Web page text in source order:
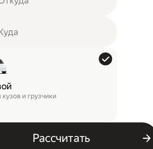
и грузчики
Рассчитать